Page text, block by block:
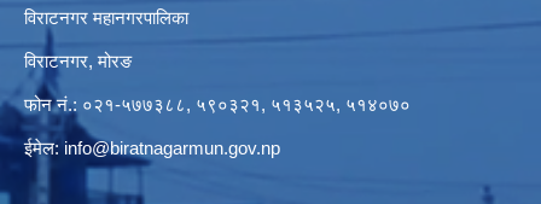
विराटनगर महानगरपालिका
विराटनगर, मोरङ
फोन नं.: ०२१-५७७३८८, ५९०३२१, ५१३५२५, ५१४०७०
ईमेल: info@biratnagarmun.gov.np